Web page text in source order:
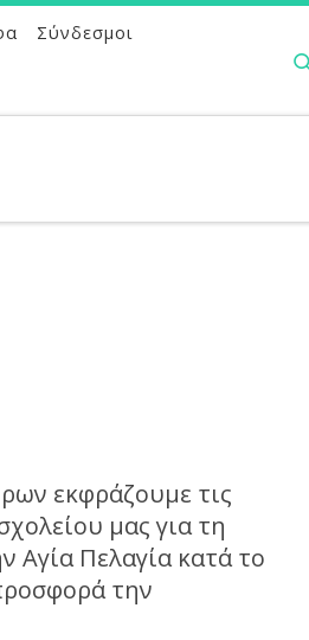
Σύνδεσμοι
εκφράζουμε τις
μας για τη
Αγία Πελαγία κατά το
την